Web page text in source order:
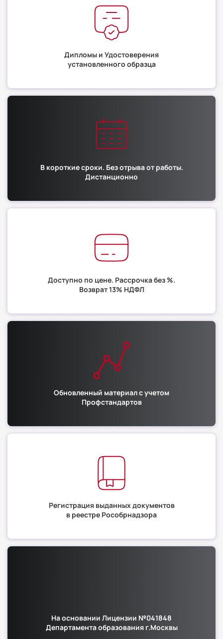
Дипломы и Удостоверения
установленного образца
В короткие сроки. Без отрыва от работы.
Дистанционно
Доступно по цене. Рассрочка без %.
Возврат 13% НДФЛ
Обновленный материал с учетом
Профстандартов
Регистрация выданных документов
в реестре Рособрнадзора
На основании Лицензии №041848
Департамента образования г.Москвы